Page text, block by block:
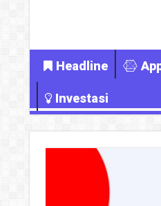
Headline
Investasi